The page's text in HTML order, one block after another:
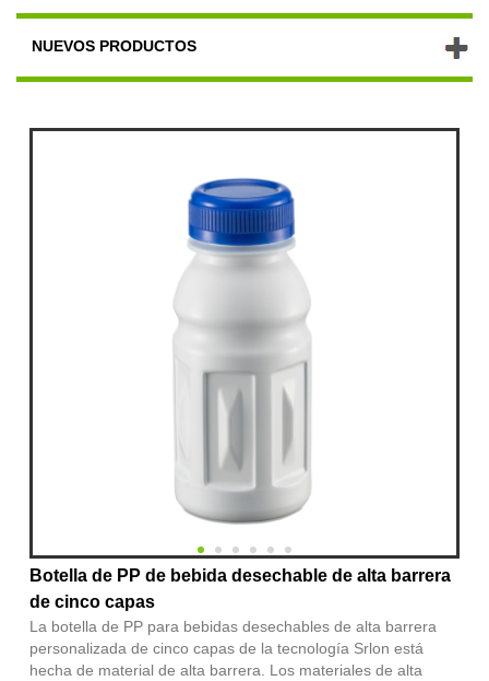
NUEVOS PRODUCTOS
Botella de PP de bebida desechable de alta barrera
de cinco capas
La botella de PP para bebidas desechables de alta barrera
personalizada de cinco capas de la tecnología Srlon está
hecha de material de alta barrera. Los materiales de alta